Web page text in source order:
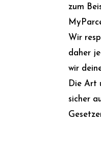
zum
Wir
daher
wir
Die Art
sicher